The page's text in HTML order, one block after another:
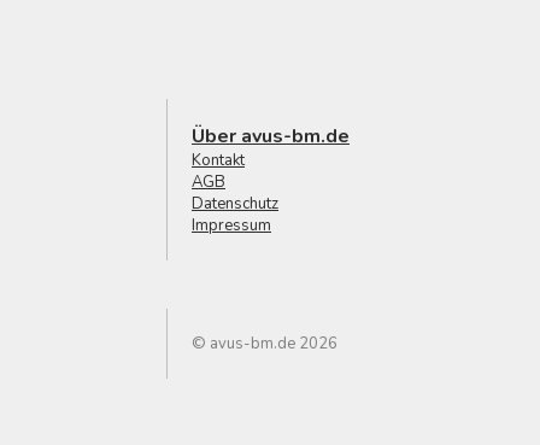
Über avus-bm.de
Kontakt
AGB
Datenschutz
Impressum
© avus-bm.de 2026